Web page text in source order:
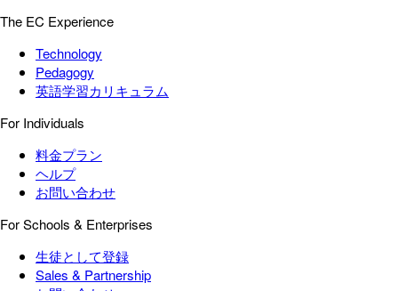
The EC Experience
Technology
Pedagogy
英語学習カリキュラム
For Individuals
料金プラン
ヘルプ
お問い合わせ
For Schools & Enterprises
生徒として登録
Sales & Partnership